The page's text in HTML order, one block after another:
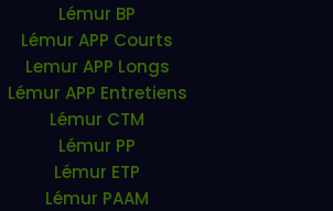
Lémur BP
Lémur APP Courts
Lemur APP Longs
Lémur APP Entretiens
Lémur CTM
Lémur PP
Lémur ETP
Lémur PAAM